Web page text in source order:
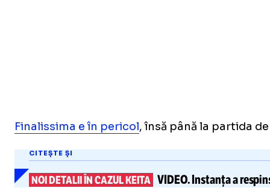
Finalissima e în pericol, însă până la partida
CITEȘTE ȘI
NOI DETALII ÎN CAZUL KEITA VIDEO.Instanțaa